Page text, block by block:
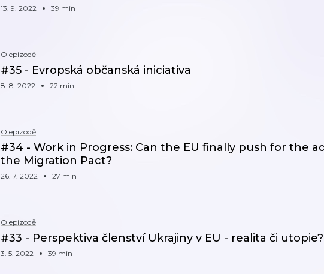
13. 9. 2022 39 min
O epizodě
#35 - Evropská občanská iniciativa
8. 8. 2022 22 min
O epizodě
#34 - Work in Progress: Can the EU finally push for the
the Migration Pact?
26. 7. 2022 27 min
O epizodě
#33 - Perspektiva členství Ukrajiny v EU - realita či utopie?
3. 5. 2022 39 min